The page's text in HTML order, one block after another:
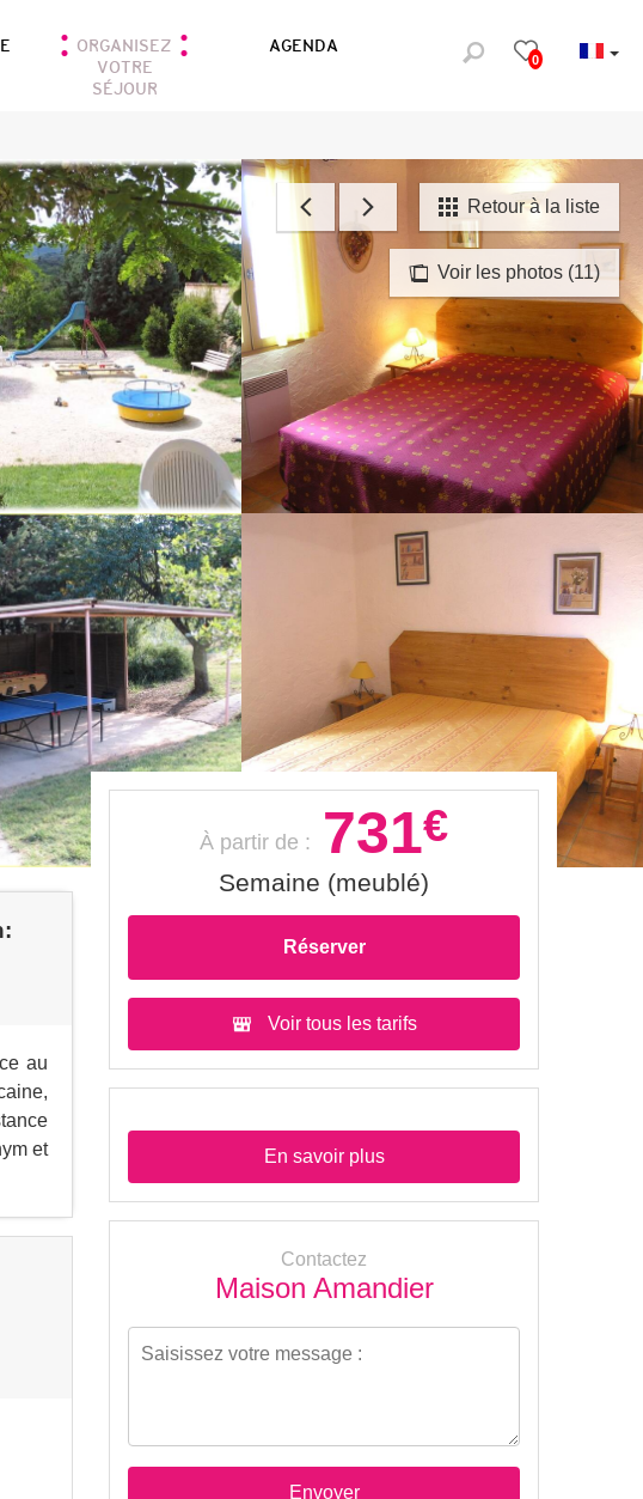
0
ORGANISEZ
VOTRE
SÉJOUR
AGENDA
Voir les photos (11)
Retour à la liste
au
et
À partir de : 731€
Semaine (meublé)
Réserver
Voir tous les tarifs
En savoir plus
Contactez
Maison Amandier
Envoyer